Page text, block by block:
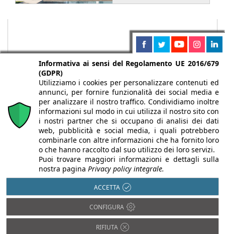
Chi siamo Autori Per la tua pubblicità
Iscriviti alla
newsletter
Infobuild è testata registrata presso il Tribunale di Milano al n° 63
dell’8/3/2013 - ISSN 2282-2267
© 2000-2026 Infoweb srl - P.IVA 13155920153 - Tutti i diritti
Informativa ai sensi del Regolamento UE 2016/679
(GDPR)
Utilizziamo i cookies per personalizzare contenuti ed
annunci, per fornire funzionalità dei social media e
per analizzare il nostro traffico. Condividiamo inoltre
informazioni sul modo in cui utilizza il nostro sito con
i nostri partner che si occupano di analisi dei dati
web, pubblicità e social media, i quali potrebbero
combinarle con altre informazioni che ha fornito loro
o che hanno raccolto dal suo utilizzo dei loro servizi.
Puoi trovare maggiori informazioni e dettagli sulla
nostra pagina Privacy policy integrale.
ACCETTA
CONFIGURA
RIFIUTA